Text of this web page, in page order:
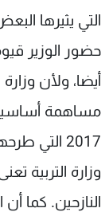
التي يثيرها
حضور الوزير
أيضا، ولأن
مساهمة أساسية
2017 التي
وزارة التربية
النازحين. كما